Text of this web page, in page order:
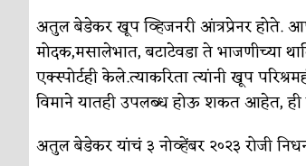
अतुल बेडेकर खूप व्हिजनरी आंत्रप्रेनर होते.
मोदक,मसालेभात, बटाटेवडा ते भाजणीच्या
एक्स्पोर्टही केले.त्याकरिता त्यांनी खूप
विमाने यातही उपलब्ध होऊ शकत आहेत, ही
अतुल बेडेकर यांचं ३ नोव्हेंबर २०२३ रोजी